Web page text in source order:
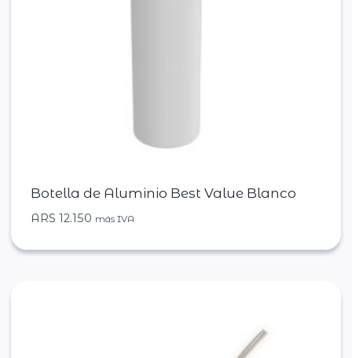
Botella de Aluminio Best Value Blanco
ARS 12.150 más IVA